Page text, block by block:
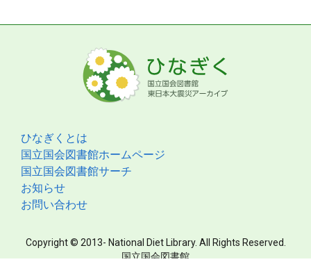
ひなぎくとは
国立国会図書館ホームページ
国立国会図書館サーチ
お知らせ
お問い合わせ
Copyright © 2013- National Diet Library. All Rights Reserved.